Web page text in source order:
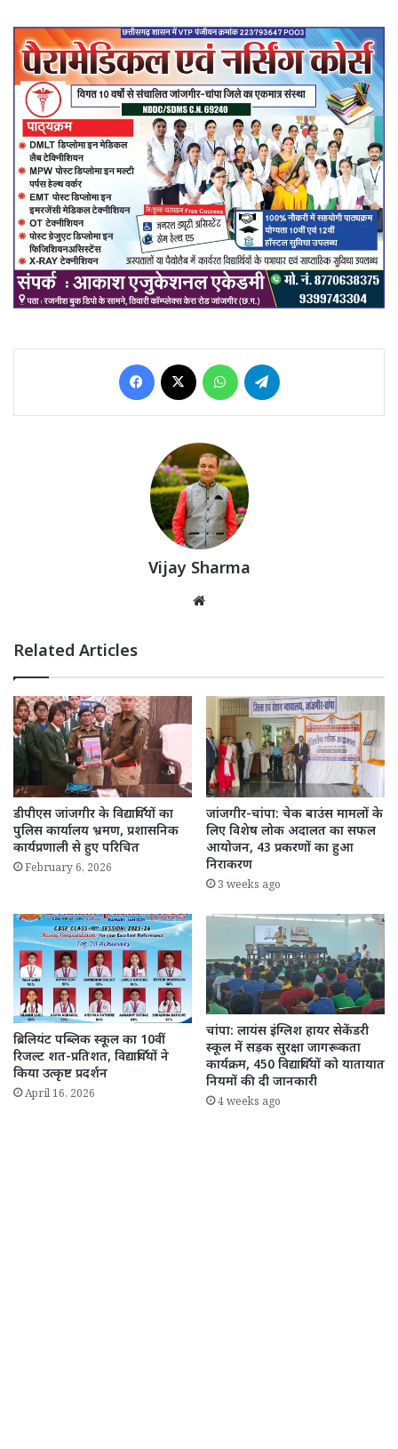
Facebook WhatsApp
Vijay Sharma
Related Articles
डीपीएस जांजगीर के विद्यार्थियों का
पुलिस कार्यालय भ्रमण, प्रशासनिक
कार्यप्रणाली से हुए परिचित
February 6, 2026
जांजगीर-चांपा: चेक बाउंस मामलों के
लिए विशेष लोक अदालत का सफल
आयोजन, 43 प्रकरणों का हुआ
निराकरण
3 weeks ago
ब्रिलियंट पब्लिक स्कूल का 10वीं
रिजल्ट शत-प्रतिशत, विद्यार्थियों ने
किया उत्कृष्ट प्रदर्शन
April 16, 2026
चांपा: लायंस इंग्लिश हायर सेकेंडरी
स्कूल में सड़क सुरक्षा जागरूकता
कार्यक्रम, 450 विद्यार्थियों को यातायात
नियमों की दी जानकारी
4 weeks ago